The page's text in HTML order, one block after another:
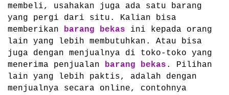
membeli, usahakan juga ada satu barang
yang pergi dari situ. Kalian bisa
memberikan barang bekas
ini kepada orang
lain yang lebih membutuhkan. Atau bisa
juga dengan menjualnya di toko-toko yang
menerima penjualan barang bekas . Pilihan
lain yang lebih paktis, adalah dengan
menjualnya secara online, contohnya